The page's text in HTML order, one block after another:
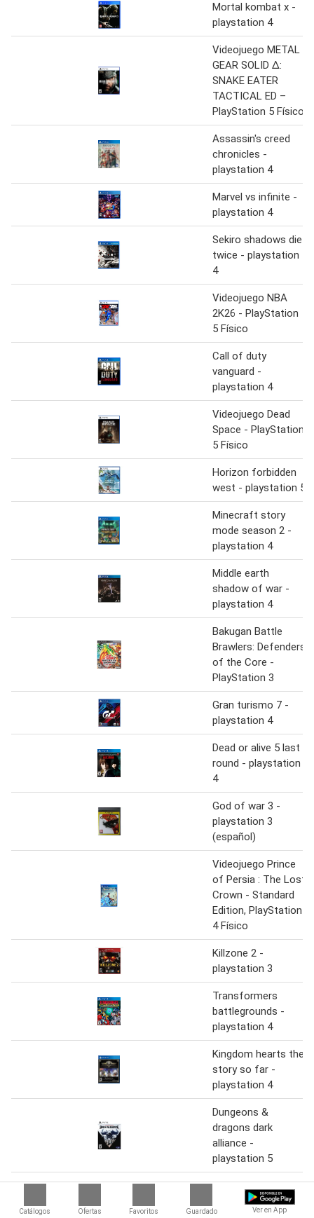
Catálogos Ofertas Favoritos Guardado Ver en App
Mortal kombat x -
playstation 4
Videojuego METAL
GEAR SOLID Δ:
SNAKE EATER
TACTICAL ED –
PlayStation 5 Físico
Assassin's creed
chronicles -
playstation 4
Marvel vs infinite -
playstation 4
Sekiro shadows die
twice - playstation
4
Videojuego NBA
2K26 - PlayStation
5 Físico
Call of duty
vanguard -
playstation 4
Videojuego Dead
Space - PlayStation
5 Físico
Horizon forbidden
west - playstation 5
Minecraft story
mode season 2 -
playstation 4
Middle earth
shadow of war -
playstation 4
Bakugan Battle
Brawlers: Defenders
of the Core -
PlayStation 3
Gran turismo 7 -
playstation 4
Dead or alive 5 last
round - playstation
4
God of war 3 -
playstation 3
(español)
Videojuego Prince
of Persia : The Lost
Crown - Standard
Edition, PlayStation
4 Físico
Killzone 2 -
playstation 3
Transformers
battlegrounds -
playstation 4
Kingdom hearts the
story so far -
playstation 4
Dungeons &
dragons dark
alliance -
playstation 5
Dungeons &
dragons: dark